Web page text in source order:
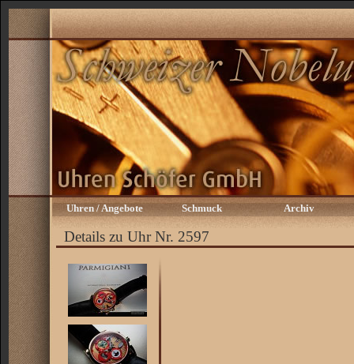
Uhren / Angebote Schmuck Archiv
Details zu Uhr Nr. 2597